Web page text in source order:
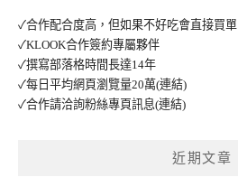
✓合作配合度高，但如果不好吃會直接買單
✓KLOOK合作簽約專屬夥伴
✓撰寫部落格時間長達14年
✓每日平均網頁瀏覽量20萬(連結)
✓合作請洽詢粉絲專頁訊息(連結)
近期文章